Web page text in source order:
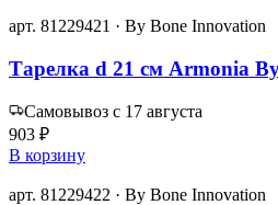
арт. 81229421 · By Bone Innovation
Тарелка d 21 см Armonia
Самовывоз с 17 августа
903 ₽
В корзину
арт. 81229422 · By Bone Innovation